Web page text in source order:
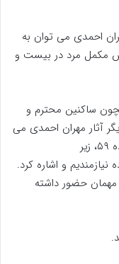
احمدی می‌ توان به
مکمل مرد در بیست و
ساکنین محترم و
آثار مهران احمدی می
توان به ابلق، روزهای نارنجی، سگ بند، سیزده ۵۹، زیر
و اشاره کرد.
مهمان حضور داشته